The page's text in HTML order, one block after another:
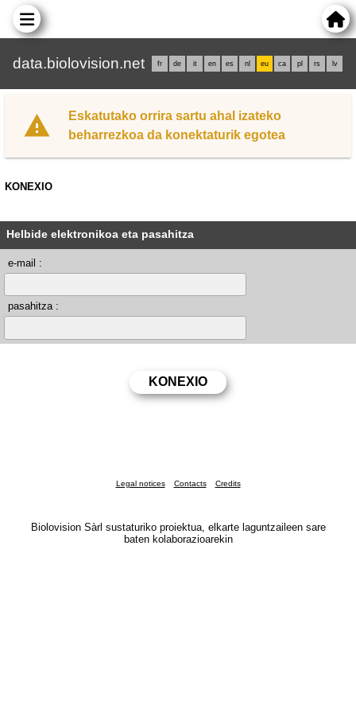
data.biolovision.net fr de it en es nl eu ca pl rs lv
Eskatutako orrira sartu ahal izateko
beharrezkoa da konektaturik egotea
KONEXIO
Helbide elektronikoa eta pasahitza
e-mail :
pasahitza :
Legal notices Contacts Credits
Biolovision Sàrl sustaturiko proiektua, elkarte laguntzaileen sare
baten kolaborazioarekin